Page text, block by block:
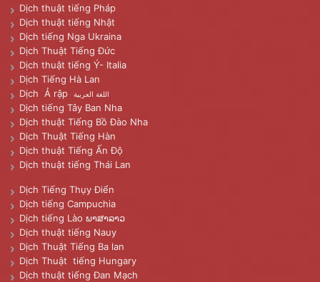
Dịch thuật tiếng Pháp
Dịch thuật tiếng Nhật
Dịch tiếng Nga Ukraina
Dịch Thuật Tiếng Đức
Dịch thuật tiếng Ý- Italia
Dịch Tiếng Hà Lan
Dịch Ả rập
اللغة العربية
Dịch tiếng Tây Ban Nha
Dịch thuật Tiếng Bồ Đào Nha
Dịch Thuật Tiếng Hàn
Dịch thuật Tiếng Ấn Độ
Dịch thuật tiếng Thái Lan
Dịch Tiếng Thụy Điển
Dịch tiếng Campuchia
Dịch tiếng Lào ພາສາລາວ
Dịch thuật tiếng Nauy
Dịch Thuật Tiếng Ba lan
Dịch Thuật tiếng Hungary
Dịch thuật tiếng Đan Mạch